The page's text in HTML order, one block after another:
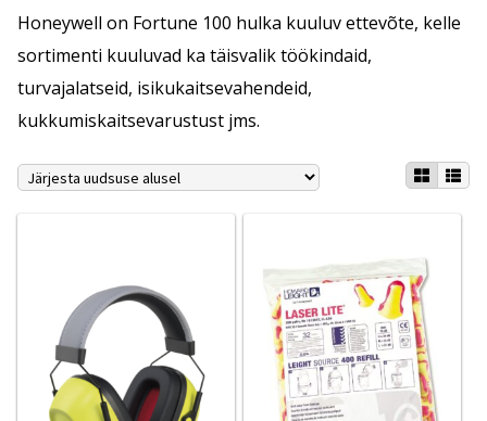
Honeywell on Fortune 100 hulka kuuluv ettevõte, kelle
sortimenti kuuluvad ka täisvalik töökindaid,
turvajalatseid, isikukaitsevahendeid,
kukkumiskaitsevarustust jms.